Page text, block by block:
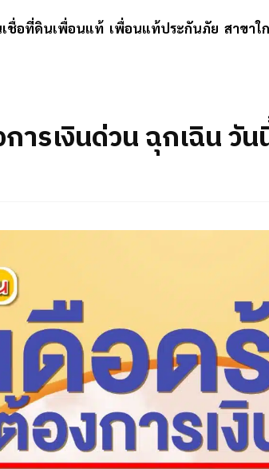
ชื่อที่ดินเพื่อนแท้ เพื่อนแท้ประกันภัย สาขาใ
ารเงินด่วน ฉุกเฉิน วั